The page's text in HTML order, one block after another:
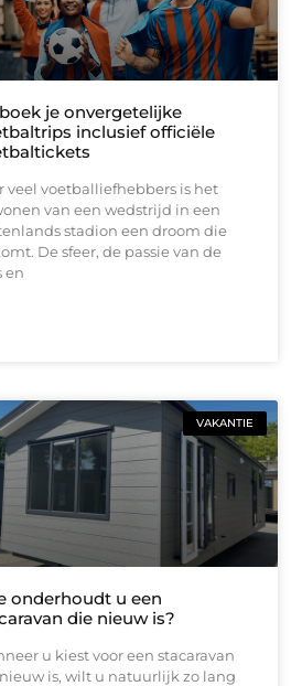
je onvergetelijke
inclusief officiële
veel voetballiefhebbers is het
van een wedstrijd in een
stadion een droom die
De sfeer, de passie van de
en
VAKANTIE
onderhoudt u een
die nieuw is?
u kiest voor een stacaravan
is, wilt u natuurlijk zo lang